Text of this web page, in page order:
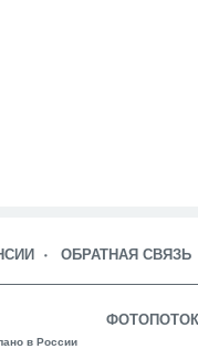
ОБРАТНАЯ СВЯЗЬ
в России
ФОТОПОТОК